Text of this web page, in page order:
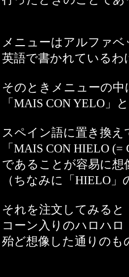
メニューはアルファ
英語で書かれているわ
そのときメニューの中
「MAIS CON YELO」
スペイン語に置き換え
「MAIS CON HIELO (=
であることが容易に想
（ちなみに「HIELO
それを注文してみると
コーン入りのハロハ
殆ど想像した通りのも